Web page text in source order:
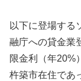
以下に登場する
融庁への貸金業
限金利（年20%
杵築市在住であ